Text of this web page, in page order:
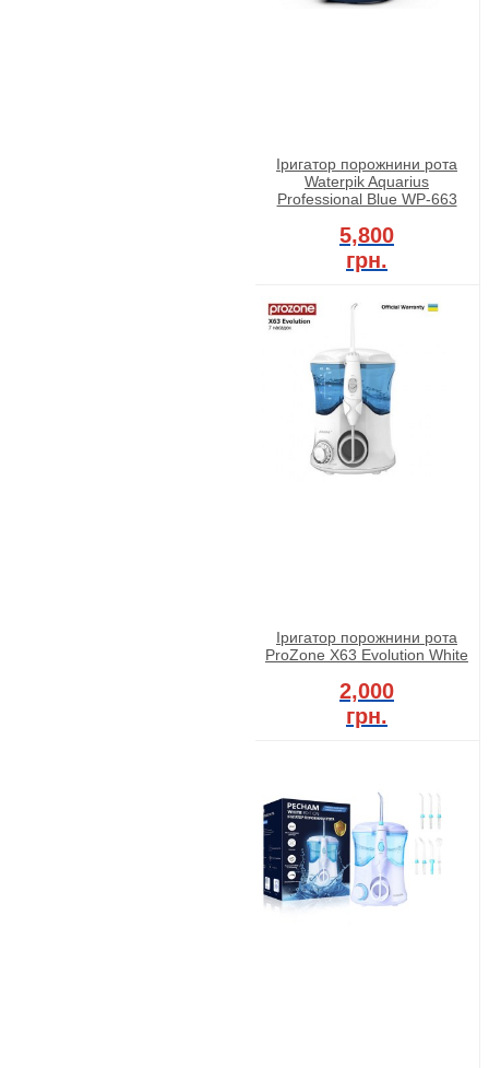
Іригатор порожнини рота
Waterpik Aquarius
Professional Blue WP-663
5,800
грн.
Іригатор порожнини рота
ProZone X63 Evolution White
2,000
грн.